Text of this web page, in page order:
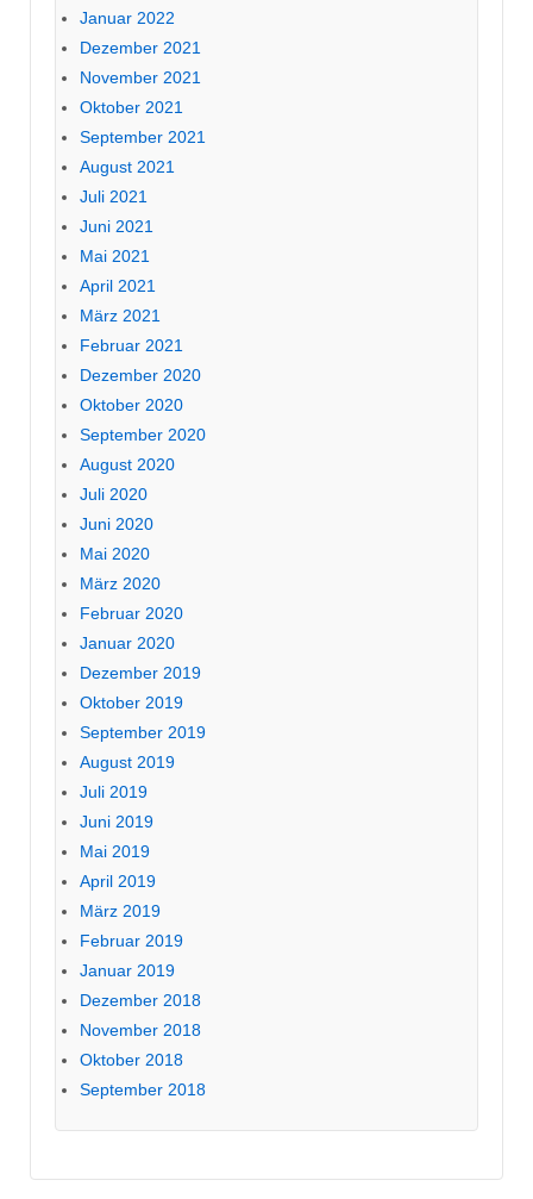
Januar 2022
Dezember 2021
November 2021
Oktober 2021
September 2021
August 2021
Juli 2021
Juni 2021
Mai 2021
April 2021
März 2021
Februar 2021
Dezember 2020
Oktober 2020
September 2020
August 2020
Juli 2020
Juni 2020
Mai 2020
März 2020
Februar 2020
Januar 2020
Dezember 2019
Oktober 2019
September 2019
August 2019
Juli 2019
Juni 2019
Mai 2019
April 2019
März 2019
Februar 2019
Januar 2019
Dezember 2018
November 2018
Oktober 2018
September 2018